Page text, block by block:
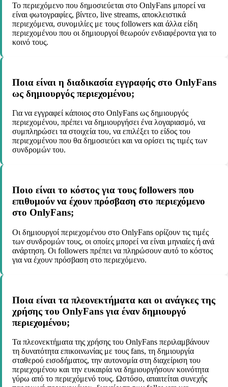
Το περιεχόμενο που δημοσιεύεται στο OnlyFans μπορεί να
είναι φωτογραφίες, βίντεο, live streams, αποκλειστικά
περιεχόμενα, συνομιλίες με τους followers και άλλα είδη
περιεχομένου που οι δημιουργοί θεωρούν ενδιαφέροντα για το
κοινό τους.
Ποια είναι η διαδικασία εγγραφής στο OnlyFans
ως δημιουργός περιεχομένου;
Για να εγγραφεί κάποιος στο OnlyFans ως δημιουργός
περιεχομένου, πρέπει να δημιουργήσει ένα λογαριασμό, να
συμπληρώσει τα στοιχεία του, να επιλέξει το είδος του
περιεχομένου που θα δημοσιεύει και να ορίσει τις τιμές των
συνδρομών του.
Ποιο είναι το κόστος για τους followers που
επιθυμούν να έχουν πρόσβαση στο περιεχόμενο
στο OnlyFans;
Οι δημιουργοί περιεχομένου στο OnlyFans ορίζουν τις τιμές
των συνδρομών τους, οι οποίες μπορεί να είναι μηνιαίες ή ανά
ανάρτηση. Οι followers πρέπει να πληρώσουν αυτό το κόστος
για να έχουν πρόσβαση στο περιεχόμενο.
Ποια είναι τα πλεονεκτήματα και οι ανάγκες της
χρήσης του OnlyFans για έναν δημιουργό
περιεχομένου;
Τα πλεονεκτήματα της χρήσης του OnlyFans περιλαμβάνουν
τη δυνατότητα επικοινωνίας με τους fans, τη δημιουργία
σταθερού εισοδήματος, την αυτονομία στη διαχείριση του
περιεχομένου και την ευκαιρία να δημιουργήσουν κοινότητα
γύρω από το περιεχόμενό τους. Ωστόσο, απαιτείται συνεχής